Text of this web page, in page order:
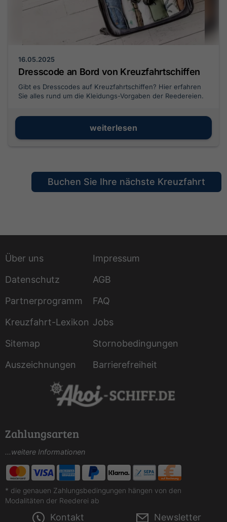
16.05.2025
Dresscode an Bord von Kreuzfahrtschiffen
Gibt es Dresscodes auf Kreuzfahrtschiffen? Hier erfahren
Sie alles rund um die Kleidungs-Vorgaben der Reedereien.
weiterlesen
Buchen Sie Ihre nächste Kreuzfahrt
Über uns
Impressum
Datenschutz
AGB
Partnerprogramm
FAQ
Kreuzfahrt-Lexikon Jobs
Sitemap
Stornobedingungen
Auszeichnungen
Barrierefreiheit
Zahlungsarten
...weitere Informationen
* die genauen Zahlungsbedingungen hängen von den
Modalitäten der Reederei ab
Kontakt Newsletter